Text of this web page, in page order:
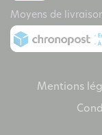
Moyens de
Mentions